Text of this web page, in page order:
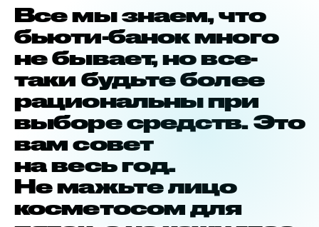
Все мы знаем, что
бьюти-банок много
не бывает, но все-
таки будьте более
рациональны при
выборе средств. Это
вам совет
на весь год.
Не мажьте лицо
косметосом для